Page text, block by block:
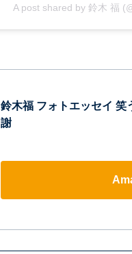
A post shared by 鈴木 福
鈴木福 フォトエッセイ 笑
謝